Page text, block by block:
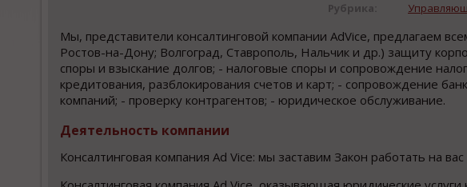
Рубрика:
Мы, представители консалтинговой компании AdVice, предлагаем
Ростов-на-Дону; Волгоград, Ставрополь, Нальчик и др.) защиту
споры и взыскание долгов; - налоговые споры и сопровождение
кредитования, разблокирования счетов и карт; - сопровождение
компаний; - проверку контрагентов; - юридическое обслуживание.
Деятельность компании
Консалтинговая компания Ad Vice: мы заставим Закон работать на вас